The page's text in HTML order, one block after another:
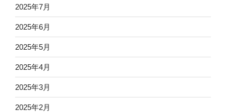
2025年7月
2025年6月
2025年5月
2025年4月
2025年3月
2025年2月